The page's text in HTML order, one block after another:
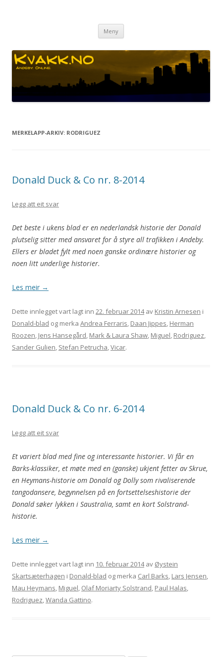
Meny
MERKELAPP-ARKIV: RODRIGUEZ
Donald Duck & Co nr. 8-2014
Legg att eit svar
Det beste i ukens blad er en nederlandsk historie der Donald
plutselig sitter med ansvaret for å styre all trafikken i Andeby.
Ellers er bladet fylt med noen ganske ordinære historier og
noen litt underlige historier.
Les meir →
Dette innlegget vart lagt inn 22. februar 2014av Kristin Arnesen i
Donald-blad og merka Andrea Ferraris, Daan Jippes, Herman
Roozen, Jens Hansegård, Mark & Laura Shaw, Miguel, Rodriguez,
Sander Gulien, Stefan Petrucha,Vicar.
Donald Duck & Co nr. 6-2014
Legg att eit svar
Et variert blad med fine og interessante historier. Vi får en
Barks-klassiker, et møte med en (ganske) ukjent fetter av Skrue,
en Heymans-historie om Donald og Dolly som rivaliserende
tangodansere, begynnelsen på en fortsettelseshistorie der
Donald søker lykken i Saustralia, samt en kort Solstrand-
historie.
Les meir →
Dette innlegget vart lagt inn 10. februar 2014av Øystein
Skartsæterhagen i Donald-blad og merka Carl Barks, Lars Jensen,
Mau Heymans, Miguel, Olaf Moriarty Solstrand, Paul Halas,
Rodriguez,Wanda Gattino.